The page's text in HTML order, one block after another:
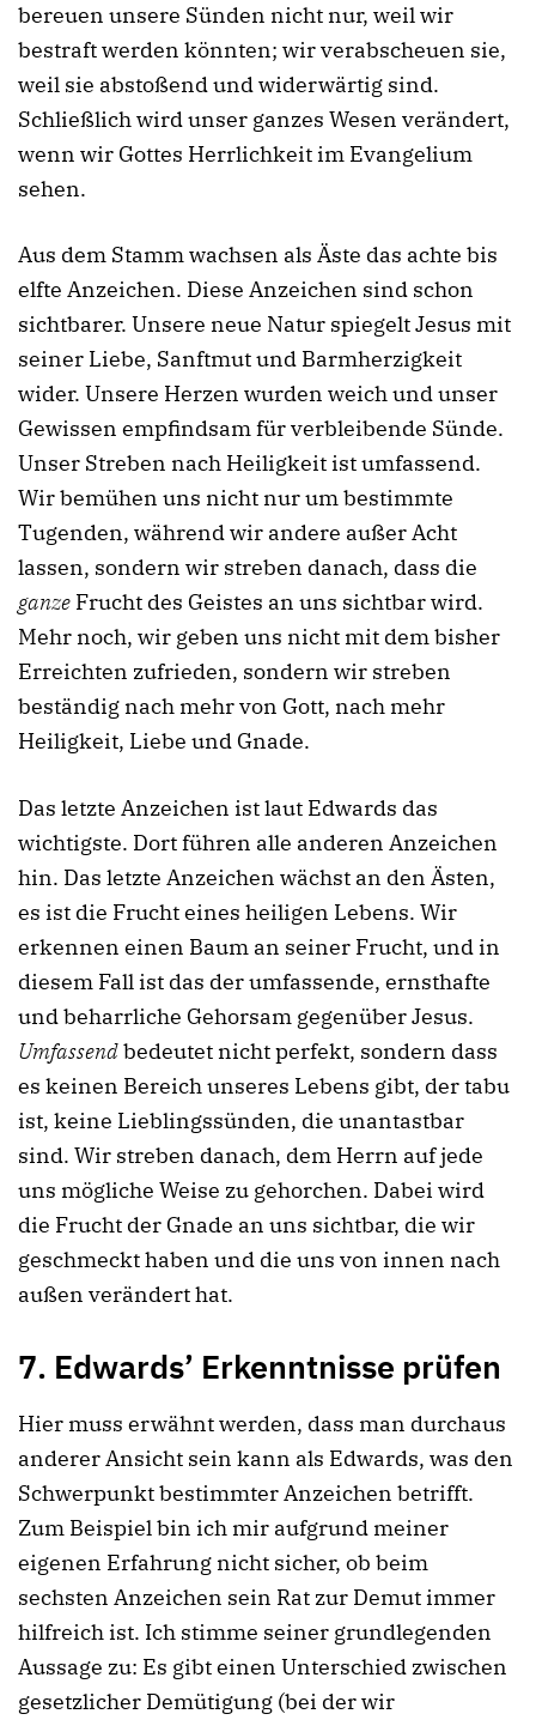
bereuen unsere Sünden nicht nur, weil wir
bestraft werden könnten; wir verabscheuen sie,
weil sie abstoßend und widerwärtig sind.
Schließlich wird unser ganzes Wesen verändert,
wenn wir Gottes Herrlichkeit im Evangelium
sehen.
Aus dem Stamm wachsen als Äste das achte bis
elfte Anzeichen. Diese Anzeichen sind schon
sichtbarer. Unsere neue Natur spiegelt Jesus mit
seiner Liebe, Sanftmut und Barmherzigkeit
wider. Unsere Herzen wurden weich und unser
Gewissen empfindsam für verbleibende Sünde.
Unser Streben nach Heiligkeit ist umfassend.
Wir bemühen uns nicht nur um bestimmte
Tugenden, während wir andere außer Acht
lassen, sondern wir streben danach, dass die
ganze Frucht des Geistes an uns sichtbar wird.
Mehr noch, wir geben uns nicht mit dem bisher
Erreichten zufrieden, sondern wir streben
beständig nach mehr von Gott, nach mehr
Heiligkeit, Liebe und Gnade.
Das letzte Anzeichen ist laut Edwards das
wichtigste. Dort führen alle anderen Anzeichen
hin. Das letzte Anzeichen wächst an den Ästen,
es ist die Frucht eines heiligen Lebens. Wir
erkennen einen Baum an seiner Frucht, und in
diesem Fall ist das der umfassende, ernsthafte
und beharrliche Gehorsam gegenüber Jesus.
Umfassendbedeutet nicht perfekt, sondern dass
es keinen Bereich unseres Lebens gibt, der tabu
ist, keine Lieblingssünden, die unantastbar
sind. Wir streben danach, dem Herrn auf jede
uns mögliche Weise zu gehorchen. Dabei wird
die Frucht der Gnade an uns sichtbar, die wir
geschmeckt haben und die uns von innen nach
außen verändert hat.
7. Edwards’ Erkenntnisse prüfen
Hier muss erwähnt werden, dass man durchaus
anderer Ansicht sein kann als Edwards, was den
Schwerpunkt bestimmter Anzeichen betrifft.
Zum Beispiel bin ich mir aufgrund meiner
eigenen Erfahrung nicht sicher, ob beim
sechsten Anzeichen sein Rat zur Demut immer
hilfreich ist. Ich stimme seiner grundlegenden
Aussage zu: Es gibt einen Unterschied zwischen
gesetzlicher Demütigung (bei der wir